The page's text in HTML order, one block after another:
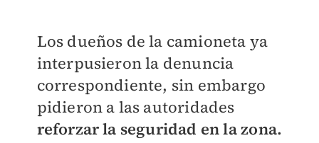
Los dueños de la camioneta ya
interpusieron la denuncia
correspondiente, sin embargo
pidieron a las autoridades
reforzar la seguridad en la zona.